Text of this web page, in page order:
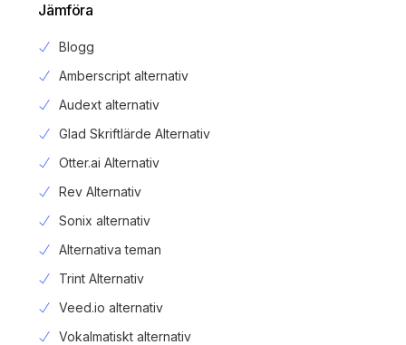
Jämföra
Blogg
Amberscript alternativ
Audext alternativ
Glad Skriftlärde Alternativ
Otter.ai Alternativ
Rev Alternativ
Sonix alternativ
Alternativa teman
Trint Alternativ
Veed.io alternativ
Vokalmatiskt alternativ